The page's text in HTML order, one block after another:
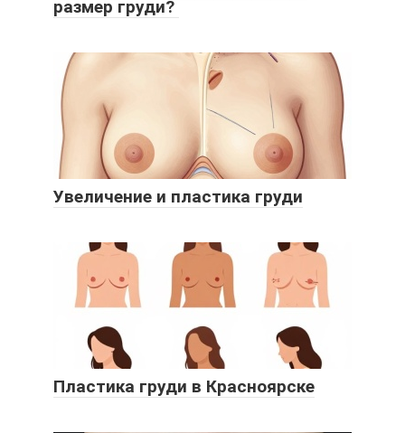
размер груди?
Увеличение и пластика груди
Пластика груди в Красноярске